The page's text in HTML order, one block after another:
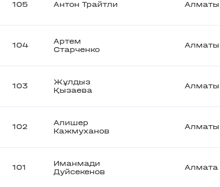
105 Антон Трайтли Алматы
104
Артем
Старченко
Алматы
103
Жұлдыз
Қызаева
Алматы
102
Алишер
Кажмуханов
Алматы
101
Иманмади
Дуйсекенов
Алмата